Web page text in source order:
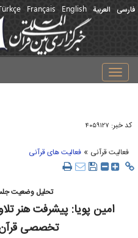
فارسی العربیة English
Français
Toggle
navigation
کد خبر: ۴۰۵۹۱۲۷
فعالیت قرآنی » فعالیت های قرآنی
تحلیل وضعیت
امین پویا: پیشرفت هنر
تخصصی